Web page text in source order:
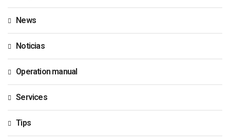
News
Noticias
Operation manual
Services
Tips